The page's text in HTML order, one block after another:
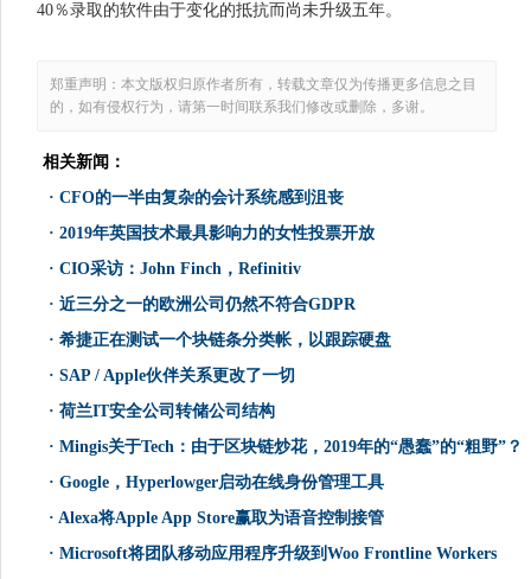
40％录取的软件由于变化的抵抗而尚未升级五年。
郑重声明：本文版权归原作者所有，转载文章仅为传播更多信息之目
的，如有侵权行为，请第一时间联系我们修改或删除，多谢。
相关新闻：
· CFO的一半由复杂的会计系统感到沮丧
· 2019年英国技术最具影响力的女性投票开放
· CIO采访：John Finch，Refinitiv
· 近三分之一的欧洲公司仍然不符合GDPR
· 希捷正在测试一个块链条分类帐，以跟踪硬盘
· SAP / Apple伙伴关系更改了一切
· 荷兰IT安全公司转储公司结构
· Mingis关于Tech：由于区块链炒花，2019年的“愚蠢”的“粗野”？
· Google，Hyperlowger启动在线身份管理工具
· Alexa将Apple App Store赢取为语音控制接管
· Microsoft将团队移动应用程序升级到Woo Frontline Workers